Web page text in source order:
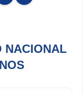
NACIONAL